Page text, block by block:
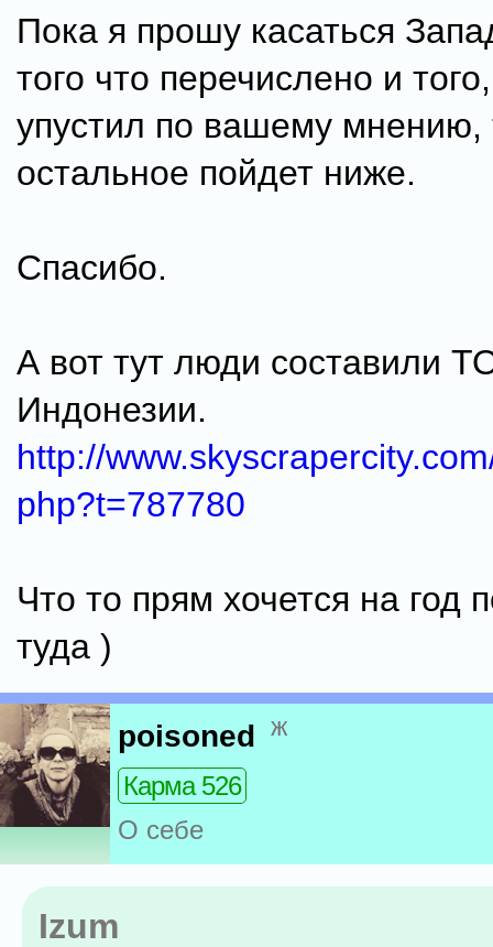
Пока я прошу касаться
того что перечислено и
упустил по вашему мнению,
остальное пойдет ниже.
Спасибо.
А вот тут люди составили
Индонезии.
http://
php?t=787780
Что то прям хочется на год
туда )
poisoned ж
Карма 526
О себе
Izum